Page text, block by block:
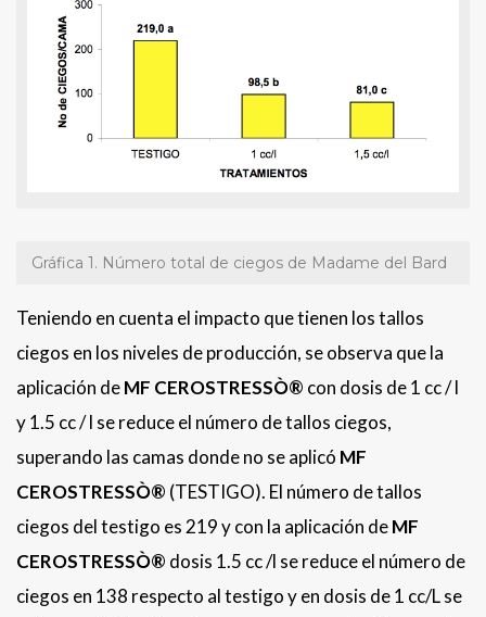
Gráfica 1. Número total de ciegos de Madame del Bard
Teniendo en cuenta el impacto que tienen los tallos
ciegos en los niveles de producción, se observa que la
aplicación deMF CEROSTRESSÒ® con dosis de 1 cc / l
y 1.5 cc / l se reduce el número de tallos ciegos,
superando las camas donde no se aplicó MF
CEROSTRESSÒ® (TESTIGO). El número de tallos
ciegos del testigo es 219 y con la aplicación deMF
CEROSTRESSÒ® dosis 1.5 cc /l se reduce el número de
ciegos en 138 respecto al testigo y en dosis de 1 cc/L se